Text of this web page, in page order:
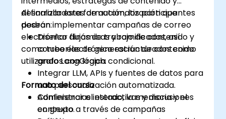
desarrolladores de automatización que
desean implementar campañas de correo
electrónico dinámicas y ramificadas, así
como tuberías de generación de contenido
utilizando LangGraph.
Al finalizar esta formación, los participantes
podrán:
Diseñar flujos de trabajo de contenido y
correo electrónico estructurados como
grafos con lógica condicional.
Integrar LLM, APIs y fuentes de datos para
una personalización automatizada.
Administrar el estado, la memoria y el
contexto a través de campañas
Formato del curso
Conferencias interactivas y discusiones
en grupo.